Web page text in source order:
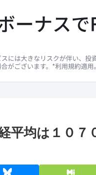
平均は１０７